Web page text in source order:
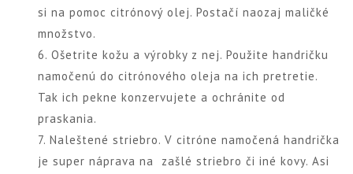
si na pomoc citrónový olej. Postačí naozaj maličké
množstvo.
6. Ošetrite kožu a výrobky z nej. Použite handričku
namočenú do citrónového oleja na ich pretretie.
Tak ich pekne konzervujete a ochránite od
praskania.
7. Naleštené striebro. V citróne namočená handrička
je super náprava na zašlé striebro či iné kovy. Asi